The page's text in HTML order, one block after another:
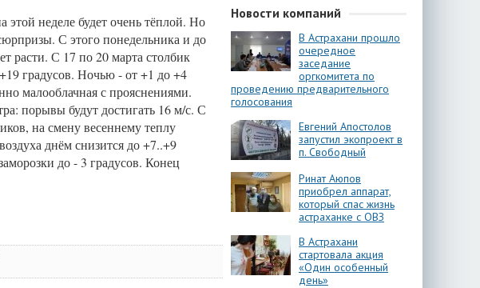
этой неделе будет очень тёплой. Но
С этого понедельника и до
расти. С 17 по 20 марта столбик
градусов. Ночью - от +1 до +4
малооблачная с прояснениями.
порывы будут достигать 16 м/с. С
на смену весеннему теплу
днём снизится до +7..+9
до - 3 градусов. Конец
Новости компаний
В Астрахани прошло
очередное
заседание
оргкомитета по
проведению предварительного
голосования
Евгений Апостолов
запустил экопроект в
п. Свободный
Ринат Аюпов
приобрел аппарат,
который спас жизнь
астраханке с ОВЗ
В Астрахани
стартовала акция
«Один особенный
день»